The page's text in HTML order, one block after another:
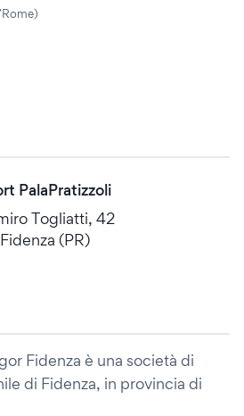
PalaPratizzoli
Togliatti, 42
(PR)
Fidenza è una società di
di Fidenza, in provincia di